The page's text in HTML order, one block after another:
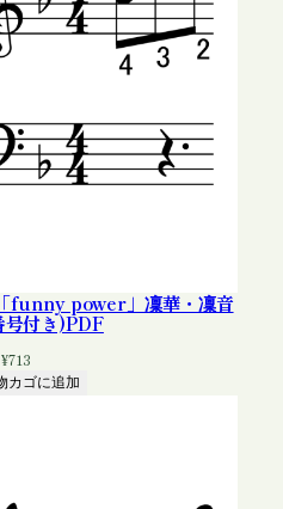
funny power」凜華・凜音
号付き)PDF
¥713
カゴに追加